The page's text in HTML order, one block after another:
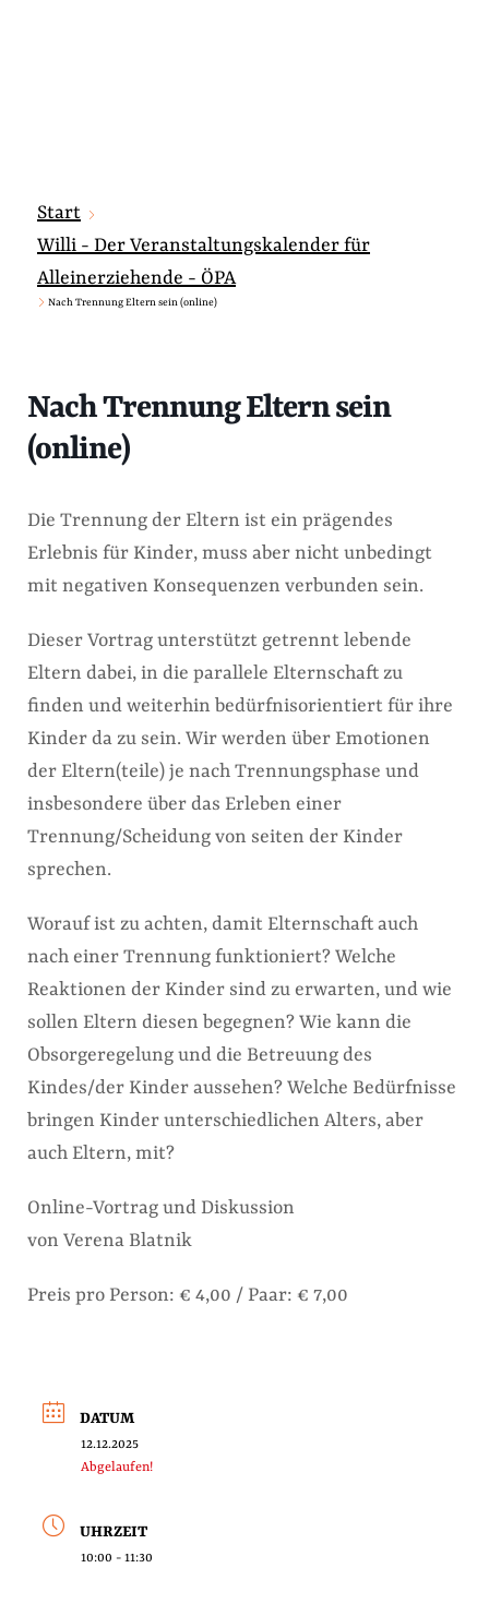
Start
Willi - Der Veranstaltungskalender für
Alleinerziehende - ÖPA
Nach Trennung Eltern sein (online)
Nach Trennung Eltern sein
(online)
Die Trennung der Eltern ist ein prägendes
Erlebnis für Kinder, muss aber nicht unbedingt
mit negativen Konsequenzen verbunden sein.
Dieser Vortrag unterstützt getrennt lebende
Eltern dabei, in die parallele Elternschaft zu
finden und weiterhin bedürfnisorientiert für ihre
Kinder da zu sein. Wir werden über Emotionen
der Eltern(teile) je nach Trennungsphase und
insbesondere über das Erleben einer
Trennung/Scheidung von seiten der Kinder
sprechen.
Worauf ist zu achten, damit Elternschaft auch
nach einer Trennung funktioniert? Welche
Reaktionen der Kinder sind zu erwarten, und wie
sollen Eltern diesen begegnen? Wie kann die
Obsorgeregelung und die Betreuung des
Kindes/der Kinder aussehen? Welche Bedürfnisse
bringen Kinder unterschiedlichen Alters, aber
auch Eltern, mit?
Online-Vortrag und Diskussion
von Verena Blatnik
Preis pro Person: € 4,00 / Paar: € 7,00
DATUM
12.12.2025
Abgelaufen!
UHRZEIT
10:00 - 11:30